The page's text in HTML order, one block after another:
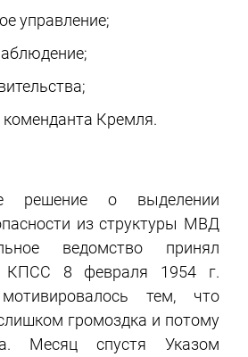
управление;
коменданта Кремля.
решение о выделении
из структуры МВД
ведомство принял
КПСС 8 февраля 1954 г.
тем, что
громоздка и потому
Месяц спустя Указом